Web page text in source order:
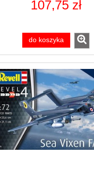
107,75 zł
do koszyka